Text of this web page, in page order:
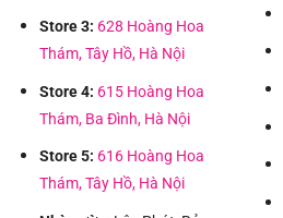
Store 3: 628 Hoàng Hoa
Thám, Tây Hồ, Hà Nội
Store 4: 615 Hoàng Hoa
Thám, Ba Đình, Hà Nội
Store 5: 616 Hoàng Hoa
Thám, Tây Hồ, Hà Nội